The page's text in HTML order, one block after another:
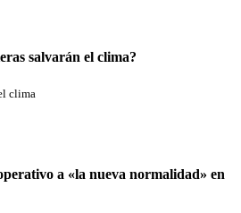
salvarán el clima?
clima
a «la nueva normalidad» en